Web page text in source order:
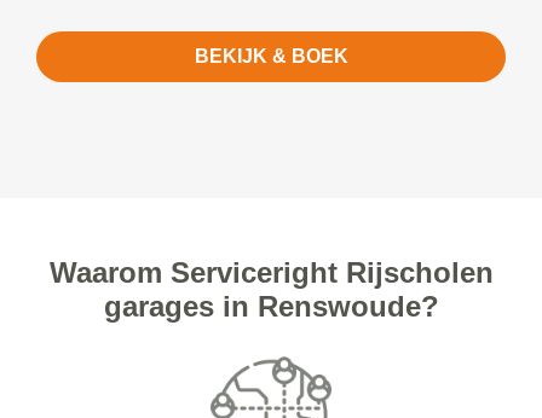
BEKIJK & BOEK
Waarom Serviceright Rijscholen
garages in Renswoude?